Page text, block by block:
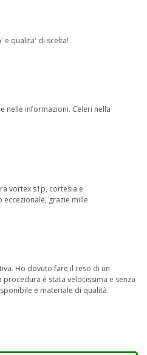
e qualita' di scelta!
informazioni. Celeri nella
vortex s1p, cortesia e
grazie mille
Ho dovuto fare il reso di un
è stata velocissima e senza
e materiale di qualità.